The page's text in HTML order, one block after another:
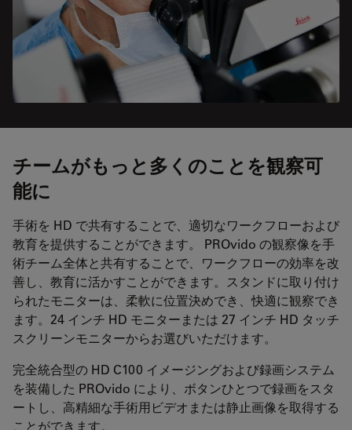
チームがもっと多くのことを観察可
能に
手術を HD で共有することで、適切なワークフローおよび
教育を提供することができます。 PROvido の観察像を手
術チーム全体と共有することで、ワークフローの効率を改
善し、教育に活かすことができます。スタンドに取り付け
られたモニターは、柔軟に位置決めでき、快適に観察でき
ます。24 インチ HD モニターまたは 27 インチ HD タッチ
スクリーンモニターからお選びいただけます。
完全統合型の HD C100 イメージングおよび録画システム
を装備した PROvido により、ボタンひとつで録画をスタ
ートし、高精細な手術用ビデオまたは静止画像を取得する
ことができます。